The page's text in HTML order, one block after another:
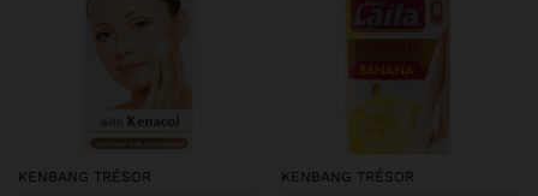
KENBANG TRÉSOR KENBANG TRÉSOR